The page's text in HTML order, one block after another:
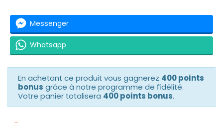
Messenger
Whatsapp
En achetant ce produit vous gagnerez 400 points
bonus grâce à notre programme de fidélité.
Votre panier totalisera 400 points bonus.